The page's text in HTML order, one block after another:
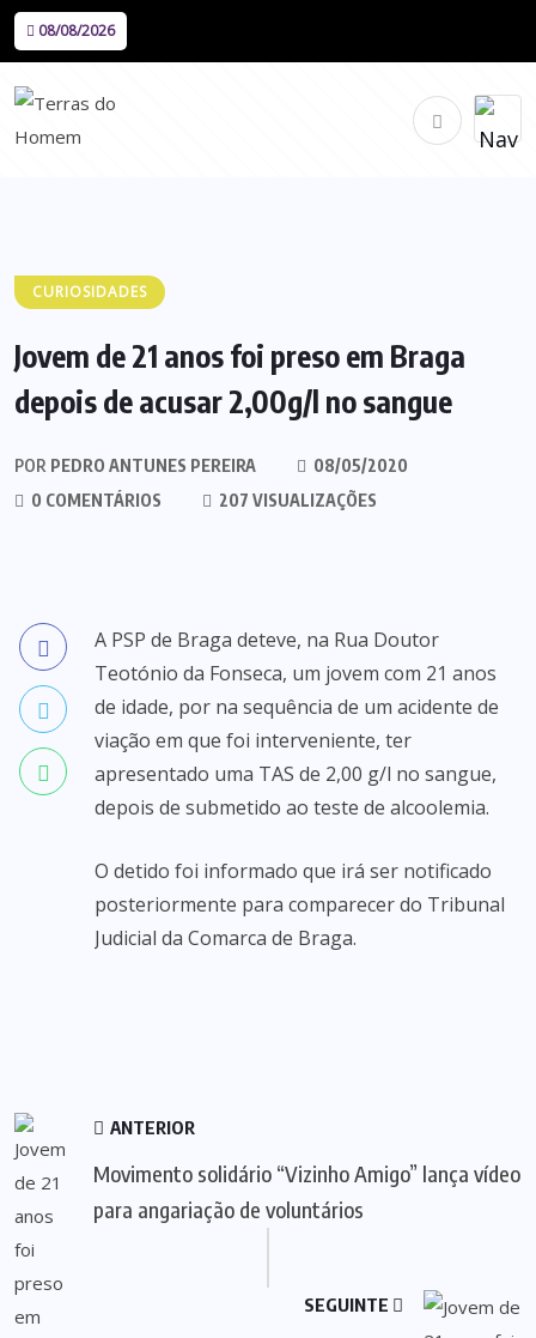
08/08/2026
CURIOSIDADES
Jovem de 21 anos foi preso em Braga
depois de acusar 2,00g/l no sangue
POR PEDRO ANTUNES PEREIRA
08/05/2020
0 COMENTÁRIOS
207 VISUALIZAÇÕES
A PSP de Braga deteve, na Rua Doutor
Teotónio da Fonseca, um jovem com 21 anos
de idade, por na sequência de um acidente de
viação em que foi interveniente, ter
apresentado uma TAS de 2,00 g/l no sangue,
depois de submetido ao teste de alcoolemia.
O detido foi informado que irá ser notificado
posteriormente para comparecer do Tribunal
Judicial da Comarca de Braga.
ANTERIOR
Movimento solidário “Vizinho Amigo” lança vídeo
para angariação de voluntários
SEGUINTE